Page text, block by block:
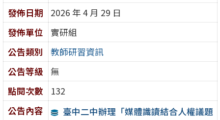
發佈日期
2026 年 4 月 29 日
發佈單位
實研組
公告類別
教師研習資訊
公告等級
無
點閱次數
132
公告內容
臺中二中辦理「媒體識讀結合人權議題